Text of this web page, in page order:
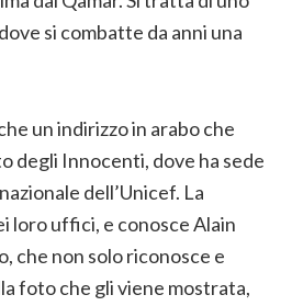
si combatte da anni una
un indirizzo in arabo che
degli Innocenti, dove ha sede
dell’Unicef. La
loro uffici, e conosce Alain
che non solo riconosce e
foto che gli viene mostrata,